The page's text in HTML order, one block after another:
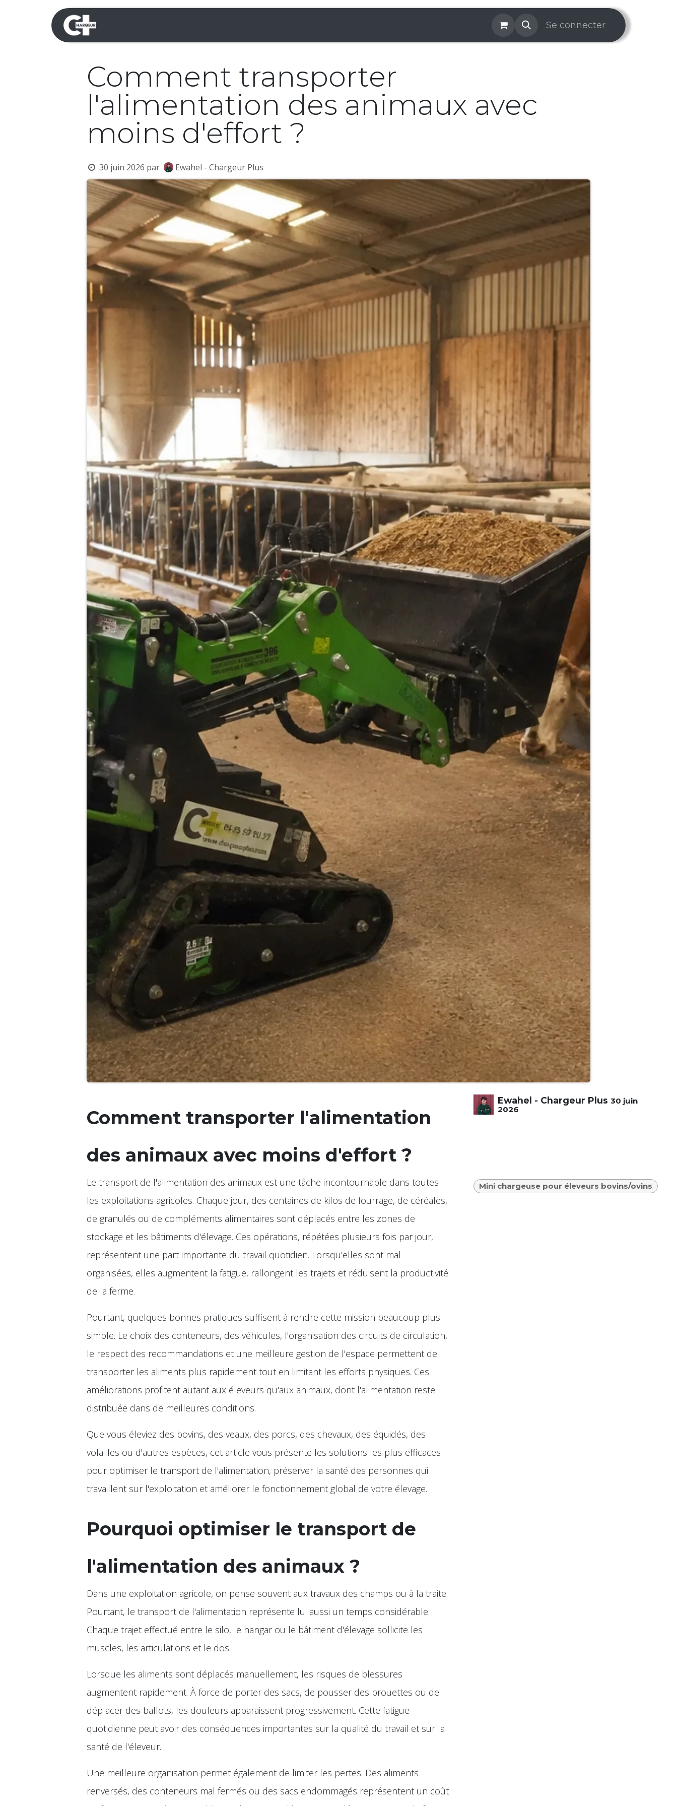
Se rendre au contenu
Infos & Services Galerie Aide Prise de rendez-
Se connecter
Comment transporter
l'alimentation des animaux avec
moins d'effort ?
30 juin 2026 par Ewahel - Chargeur Plus
Comment transporter l'alimentation
des animaux avec moins d'effort ?
Le transport de l'alimentation des animaux est une tâche incontournable dans toutes
les exploitations agricoles. Chaque jour, des centaines de kilos de fourrage, de céréales,
de granulés ou de compléments alimentaires sont déplacés entre les zones de
stockage et les bâtiments d'élevage. Ces opérations, répétées plusieurs fois par jour,
représentent une part importante du travail quotidien. Lorsqu'elles sont mal
organisées, elles augmentent la fatigue, rallongent les trajets et réduisent la productivité
de la ferme.
Pourtant, quelques bonnes pratiques suffisent à rendre cette mission beaucoup plus
simple. Le choix des conteneurs, des véhicules, l'organisation des circuits de circulation,
le respect des recommandations et une meilleure gestion de l'espace permettent de
transporter les aliments plus rapidement tout en limitant les efforts physiques. Ces
améliorations profitent autant aux éleveurs qu'aux animaux, dont l'alimentation reste
distribuée dans de meilleures conditions.
Que vous éleviez des bovins, des veaux, des porcs, des chevaux, des équidés, des
volailles ou d'autres espèces, cet article vous présente les solutions les plus efficaces
pour optimiser le transport de l'alimentation, préserver la santé des personnes qui
travaillent sur l'exploitation et améliorer le fonctionnement global de votre élevage.
Pourquoi optimiser le transport de
l'alimentation des animaux ?
Dans une exploitation agricole, on pense souvent aux travaux des champs ou à la traite.
Pourtant, le transport de l'alimentation représente lui aussi un temps considérable.
Chaque trajet effectué entre le silo, le hangar ou le bâtiment d'élevage sollicite les
muscles, les articulations et le dos.
Lorsque les aliments sont déplacés manuellement, les risques de blessures
augmentent rapidement. À force de porter des sacs, de pousser des brouettes ou de
déplacer des ballots, les douleurs apparaissent progressivement. Cette fatigue
quotidienne peut avoir des conséquences importantes sur la qualité du travail et sur la
santé de l'éleveur.
Une meilleure organisation permet également de limiter les pertes. Des aliments
renversés, des conteneurs mal fermés ou des sacs endommagés représentent un coût
Ewahel - Chargeur Plus 30 juin
2026
Mini chargeuse pour éleveurs bovins/ovins